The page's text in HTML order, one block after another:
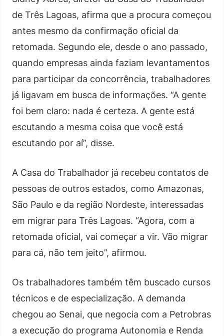
de Três Lagoas, afirma que a procura começou
antes mesmo da confirmação oficial da
retomada. Segundo ele, desde o ano passado,
quando empresas ainda faziam levantamentos
para participar da concorrência, trabalhadores
já ligavam em busca de informações. “A gente
foi bem claro: nada é certeza. A gente está
escutando a mesma coisa que você está
escutando por aí”, disse.
A Casa do Trabalhador já recebeu contatos de
pessoas de outros estados, como Amazonas,
São Paulo e da região Nordeste, interessadas
em migrar para Três Lagoas. “Agora, com a
retomada oficial, vai começar a vir. Vão migrar
para cá, não tem jeito”, afirmou.
Os trabalhadores também têm buscado cursos
técnicos e de especialização. A demanda
chegou ao Senai, que negocia com a Petrobras
a execução do programa Autonomia e Renda